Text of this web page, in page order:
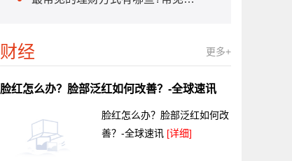
财经 更多+
脸红怎么办？脸部泛红如何改善？-全球速讯
脸红怎么办？脸部泛红如何改
善？-全球速讯 [详细]